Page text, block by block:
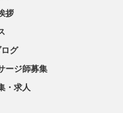
拶
グ
ージ師募集
・求人